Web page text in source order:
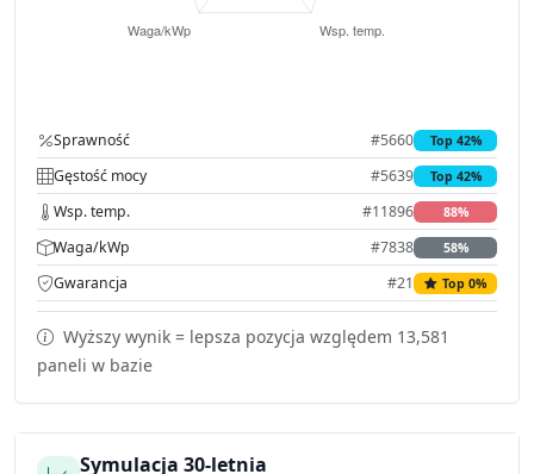
Sprawność #5660 Top 42%
Gęstość mocy #5639 Top 42%
Wsp. temp. #11896 88%
Waga/kWp #7838 58%
Gwarancja #21 Top 0%
Wyższy wynik = lepsza pozycja względem 13,581
paneli w bazie
Symulacja 30-letnia